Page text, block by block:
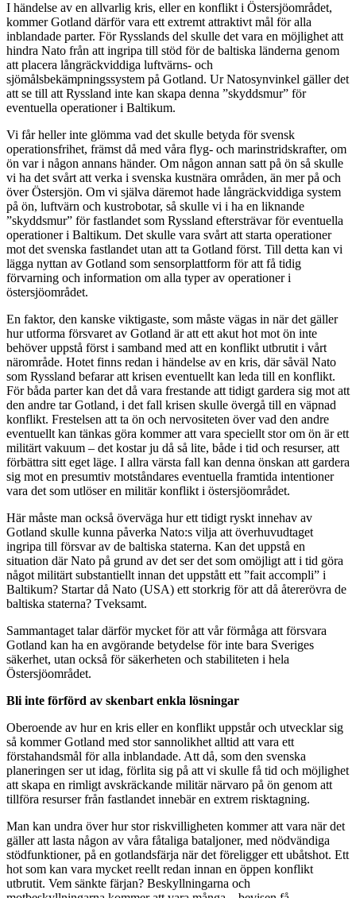
I händelse av en allvarlig kris, eller en konflikt i Östersjöområdet,
kommer Gotland därför vara ett extremt attraktivt mål för alla
inblandade parter. För Rysslands del skulle det vara en möjlighet att
hindra Nato från att ingripa till stöd för de baltiska länderna genom
att placera långräckviddiga luftvärns- och
sjömålsbekämpningssystem på Gotland. Ur Natosynvinkel gäller det
att se till att Ryssland inte kan skapa denna ”skyddsmur” för
eventuella operationer i Baltikum.
Vi får heller inte glömma vad det skulle betyda för svensk
operationsfrihet, främst då med våra flyg- och marinstridskrafter, om
ön var i någon annans händer. Om någon annan satt på ön så skulle
vi ha det svårt att verka i svenska kustnära områden, än mer på och
över Östersjön. Om vi själva däremot hade långräckviddiga system
på ön, luftvärn och kustrobotar, så skulle vi i ha en liknande
”skyddsmur” för fastlandet som Ryssland eftersträvar för eventuella
operationer i Baltikum. Det skulle vara svårt att starta operationer
mot det svenska fastlandet utan att ta Gotland först. Till detta kan vi
lägga nyttan av Gotland som sensorplattform för att få tidig
förvarning och information om alla typer av operationer i
östersjöområdet.
En faktor, den kanske viktigaste, som måste vägas in när det gäller
hur utforma försvaret av Gotland är att ett akut hot mot ön inte
behöver uppstå först i samband med att en konflikt utbrutit i vårt
närområde. Hotet finns redan i händelse av en kris, där såväl Nato
som Ryssland befarar att krisen eventuellt kan leda till en konflikt.
För båda parter kan det då vara frestande att tidigt gardera sig mot att
den andre tar Gotland, i det fall krisen skulle övergå till en väpnad
konflikt. Frestelsen att ta ön och nervositeten över vad den andre
eventuellt kan tänkas göra kommer att vara speciellt stor om ön är ett
militärt vakuum – det kostar ju då så lite, både i tid och resurser, att
förbättra sitt eget läge. I allra värsta fall kan denna önskan att gardera
sig mot en presumtiv motståndares eventuella framtida intentioner
vara det som utlöser en militär konflikt i östersjöområdet.
Här måste man också överväga hur ett tidigt ryskt innehav av
Gotland skulle kunna påverka Nato:s vilja att överhuvudtaget
ingripa till försvar av de baltiska staterna. Kan det uppstå en
situation där Nato på grund av det ser det som omöjligt att i tid göra
något militärt substantiellt innan det uppstått ett ”fait accompli” i
Baltikum? Startar då Nato (USA) ett storkrig för att då återerövra de
baltiska staterna? Tveksamt.
Sammantaget talar därför mycket för att vår förmåga att försvara
Gotland kan ha en avgörande betydelse för inte bara Sveriges
säkerhet, utan också för säkerheten och stabiliteten i hela
Östersjöområdet.
Bli inte förförd av skenbart enkla lösningar
Oberoende av hur en kris eller en konflikt uppstår och utvecklar sig
så kommer Gotland med stor sannolikhet alltid att vara ett
förstahandsmål för alla inblandade. Att då, som den svenska
planeringen ser ut idag, förlita sig på att vi skulle få tid och möjlighet
att skapa en rimligt avskräckande militär närvaro på ön genom att
tillföra resurser från fastlandet innebär en extrem risktagning.
Man kan undra över hur stor riskvilligheten kommer att vara när det
gäller att lasta någon av våra fåtaliga bataljoner, med nödvändiga
stödfunktioner, på en gotlandsfärja när det föreligger ett ubåtshot. Ett
hot som kan vara mycket reellt redan innan en öppen konflikt
utbrutit. Vem sänkte färjan? Beskyllningarna och